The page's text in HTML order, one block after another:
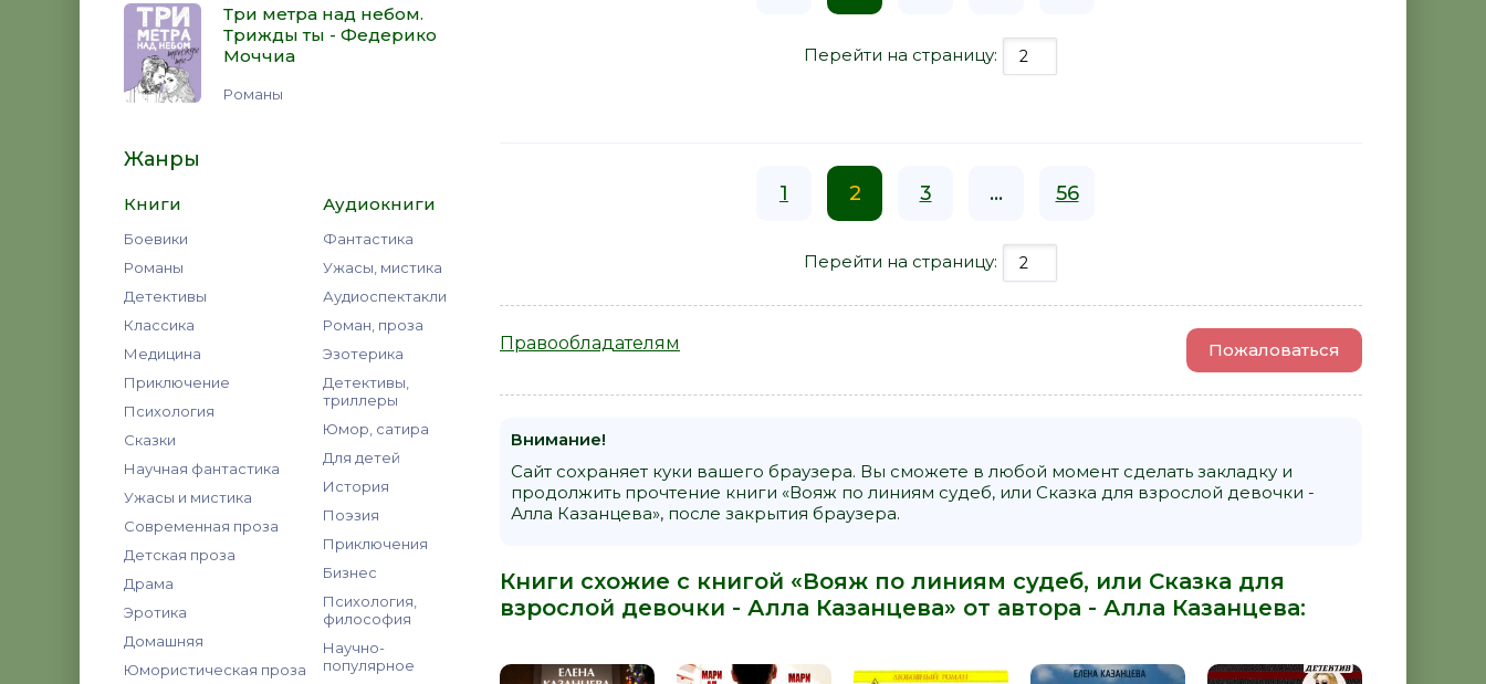
Три метра над небом.
Трижды ты - Федерико
Моччиа
Романы
Жанры
Книги
Боевики
Романы
Детективы
Классика
Медицина
Приключение
Психология
Сказки
Научная фантастика
Ужасы и мистика
Современная проза
Детская проза
Драма
Эротика
Домашняя
Юмористическая проза
Аудиокниги
Фантастика
Ужасы, мистика
Аудиоспектакли
Роман, проза
Эзотерика
Детективы,
триллеры
Юмор, сатира
Для детей
История
Поэзия
Приключения
Бизнес
Психология,
философия
Научно-
популярное
Перейти на страницу:
1 2 3 ... 56
Перейти на страницу:
Правообладателям Пожаловаться
Внимание!
Сайт сохраняет куки вашего браузера. Вы сможете в любой момент сделать закладку и
продолжить прочтение книги «Вояж по линиям судеб, или Сказка для взрослой девочки -
Алла Казанцева», после закрытия браузера.
Книги схожие с книгой «Вояж по линиям судеб, или Сказка для
взрослой девочки - Алла Казанцева» от автора - Алла Казанцева: